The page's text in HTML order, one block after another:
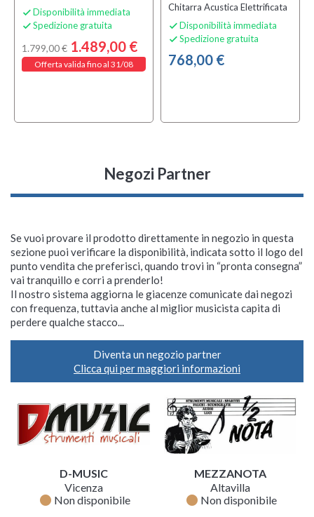
 Disponibilità immediata
 Spedizione gratuita
1.799,00 € 1.489,00 €
Offerta valida fino al 31/08
Chitarra Acustica Elettrificata
 Disponibilità immediata
 Spedizione gratuita
768,00 €
Negozi Partner
Se vuoi provare il prodotto direttamente in negozio in questa
sezione puoi verificare la disponibilità, indicata sotto il logo del
punto vendita che preferisci, quando trovi in “pronta consegna”
vai tranquillo e corri a prenderlo!
Il nostro sistema aggiorna le giacenze comunicate dai negozi
con frequenza, tuttavia anche al miglior musicista capita di
perdere qualche stacco...
Diventa un negozio partner
Clicca qui per maggiori informazioni
D-MUSIC
Vicenza
fiber_manual_record Non disponibile
MEZZANOTA
Altavilla
fiber_manual_record Non disponibile